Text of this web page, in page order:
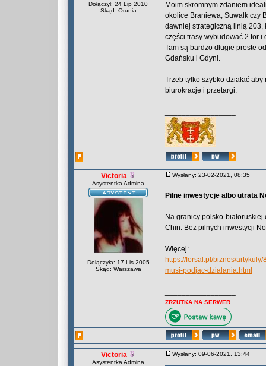
Dołączył: 24 Lip 2010
Skąd: Orunia
Moim skromnym zdaniem
okolice Braniewa, Suwałk czy
dawniej strategiczną linią 203,
części trasy wybudować 2 tor i
Tam są bardzo długie proste
Gdańsku i Gdyni.
Trzeb tylko szybko działać
biurokracje i przetargi.
Victoria
Asystentka Admina
Dołączyła: 17 Lis 2005
Skąd: Warszawa
Wysłany: 23-02-2021, 08:35
Pilne inwestycje albo utrata
Na granicy polsko-
Chin. Bez pilnych inwestycji
Więcej:
https://forsal.pl/biznes/
musi-podjac-dzialania.html
ZRZUTKA NA SERWER
Victoria
Asystentka Admina
Wysłany: 09-06-2021, 13:44